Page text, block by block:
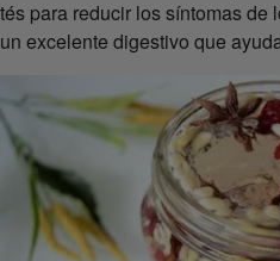
tés para reducir los síntomas de
un excelente digestivo que